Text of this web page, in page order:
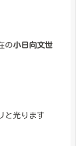
の小日向文世
と光ります